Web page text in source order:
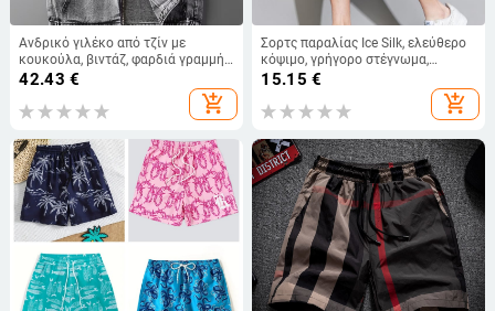
Ανδρικό γιλέκο από τζίν με
κουκούλα, βιντάζ, φαρδιά γραμμή,
56% βαμβάκι, φερμουάρ, πλαϊνές
42.43 €
add_shopping_cart
Σορτς παραλίας Ice Silk, ελεύθερο
κόψιμο, γρήγορο στέγνωμα,
καλοκαιρινό αθλητικό-χαλαρό
στιλ (Ύφασμα Ice Silk; κοντό μήκος
παντελόνι; 95% πολυεστέρας 5%
15.15 €
add_shopping_cart